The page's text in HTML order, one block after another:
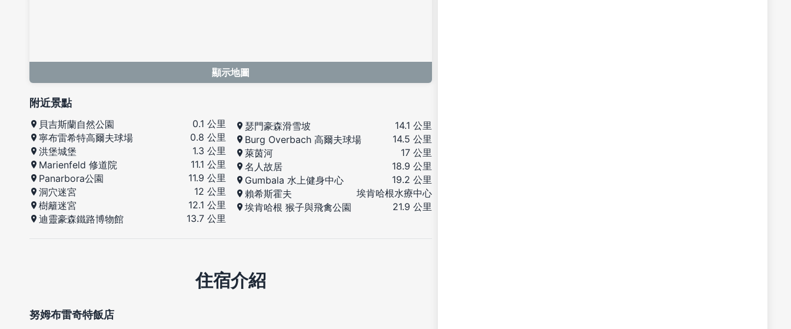
顯示地圖
附近景點
貝吉斯蘭自然公園
0.1 公里
寧布雷希特高爾夫球場
0.8 公里
洪堡城堡
1.3 公里
Marienfeld 修道院
11.1 公里
Panarbora公園
11.9 公里
洞穴迷宮
12 公里
樹籬迷宮
12.1 公里
迪靈豪森鐵路博物館
13.7 公里
瑟門豪森滑雪坡
14.1 公里
Burg Overbach 高爾夫球場
14.5 公里
萊茵河
17 公里
名人故居
18.9 公里
Gumbala 水上健身中心
19.2 公里
賴希斯霍夫
埃肯哈根水療中心
埃肯哈根 猴子與飛禽公園
21.9 公里
住宿介紹
努姆布雷奇特飯店